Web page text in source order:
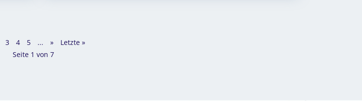
Seite 1 von 7
3 4 5 ... » Letzte »